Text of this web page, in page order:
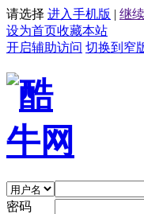
请选择 进入手机版 | 继
设为首页收藏本站
开启辅助访问 切换到窄
密码